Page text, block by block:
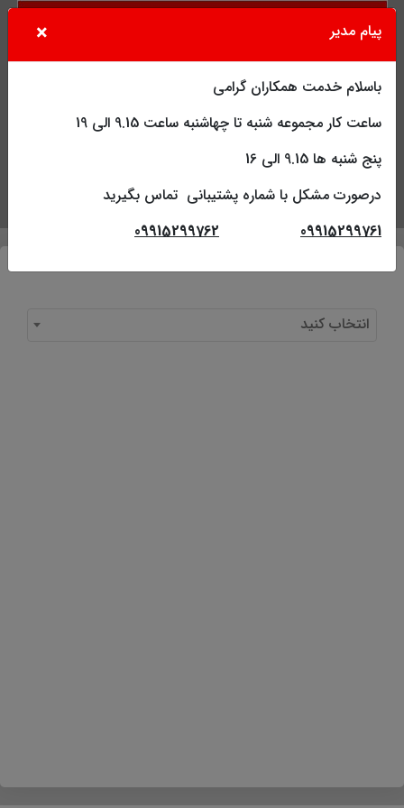
انتخاب کنید
پیام مدیر ×
باسلام خدمت همکاران گرامی
ساعت کار مجموعه شنبه تا چهاشنبه ساعت 9.15 الی 19
پنج شنبه ها 9.15 الی 16
درصورت مشکل با شماره پشتیبانی تماس بگیرید
09915299761
09915299762